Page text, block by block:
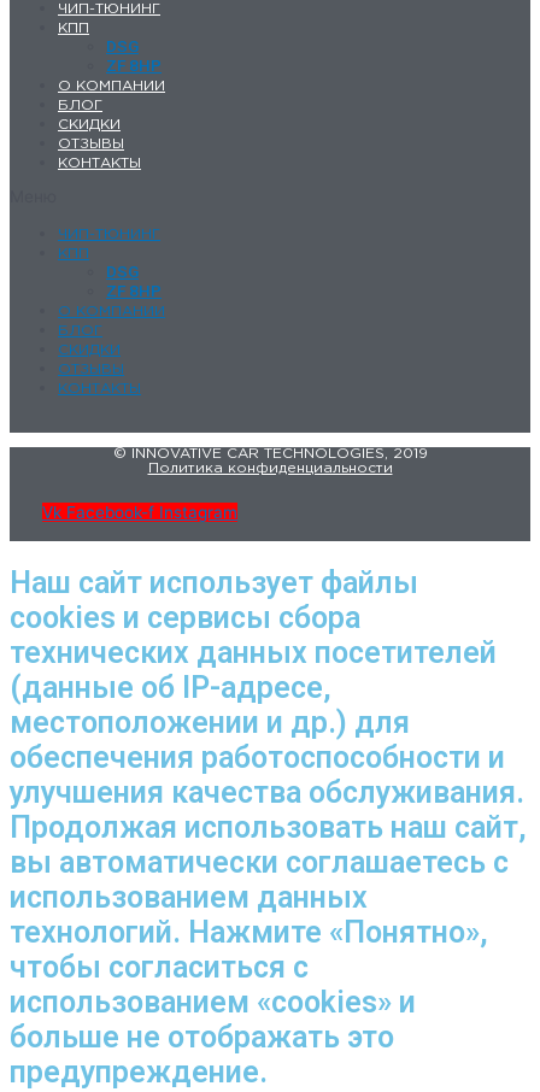
ЧИП-ТЮНИНГ
КПП
DSG
ZF 8HP
О КОМПАНИИ
БЛОГ
СКИДКИ
ОТЗЫВЫ
КОНТАКТЫ
ЧИП-ТЮНИНГ
КПП
DSG
ZF 8HP
О КОМПАНИИ
БЛОГ
СКИДКИ
ОТЗЫВЫ
КОНТАКТЫ
© INNOVATIVE CAR TECHNOLOGIES, 2019
Политика конфиденциальности
Vk Facebook-f Instagram
Наш сайт использует файлы
cookies и сервисы сбора
технических данных посетителей
(данные об IP-адресе,
местоположении и др.) для
обеспечения работоспособности и
улучшения качества обслуживания.
Продолжая использовать наш сайт,
вы автоматически соглашаетесь с
использованием данных
технологий. Нажмите «Понятно»,
чтобы согласиться с
использованием «cookies» и
больше не отображать это
предупреждение.